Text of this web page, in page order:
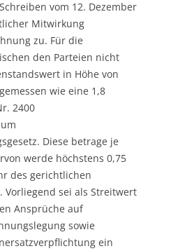
vom 12. Dezember
Mitwirkung
zu. Für die
den Parteien nicht
in Höhe von
wie eine 1,8
2400
Diese betrage je
werde höchstens 0,75
des gerichtlichen
Vorliegend sei als Streitwert
Ansprüche auf
sowie
ein